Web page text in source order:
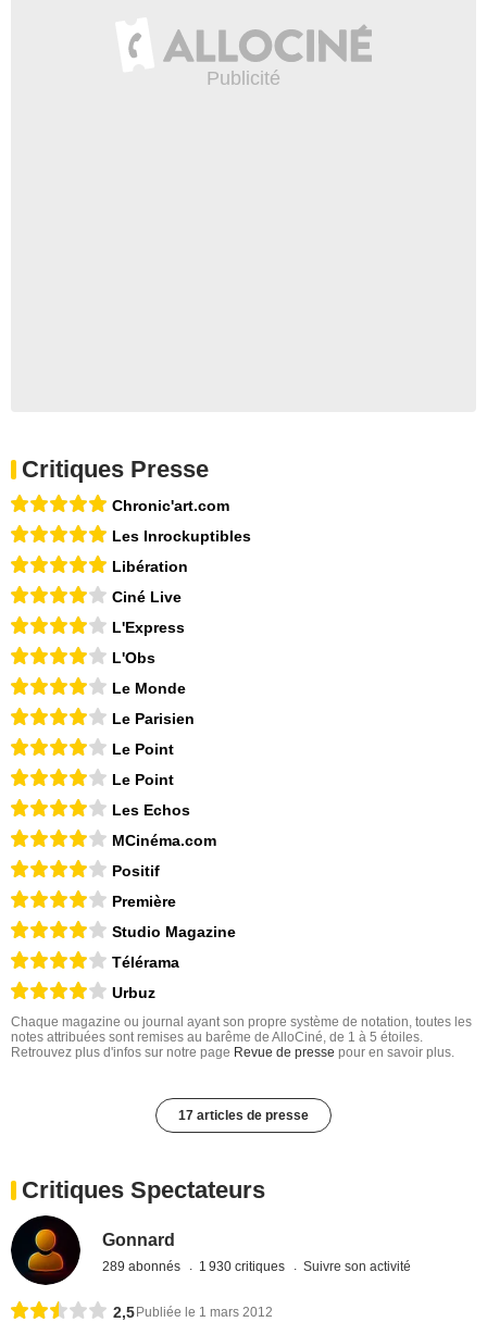
Critiques Presse
Chronic'art.com
Les Inrockuptibles
Libération
Ciné Live
L'Express
L'Obs
Le Monde
Le Parisien
Le Point
Le Point
Les Echos
MCinéma.com
Positif
Première
Studio Magazine
Télérama
Urbuz
Chaque magazine ou journal ayant son propre système de notation, toutes les
notes attribuées sont remises au barême de AlloCiné, de 1 à 5 étoiles.
Retrouvez plus d'infos sur notre page Revue de presse pour en savoir plus.
17 articles de presse
Critiques Spectateurs
Gonnard
289 abonnés 1 930 critiques Suivre son activité
2,5 Publiée le 1 mars 2012